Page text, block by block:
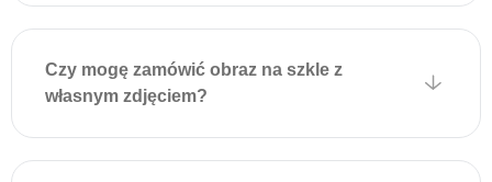
szybki, nie wymaga
Czy mogę zamówić obraz na szkle z
własnym zdjęciem?